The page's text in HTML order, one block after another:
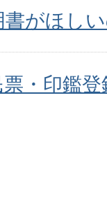
がほし
・印鑑
明書が欲